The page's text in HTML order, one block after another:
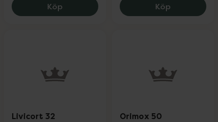
Köp Livostin 50 mikrogram/dos, 140 kr.
Köp Nozoil
Livicort 32
Orimox 50